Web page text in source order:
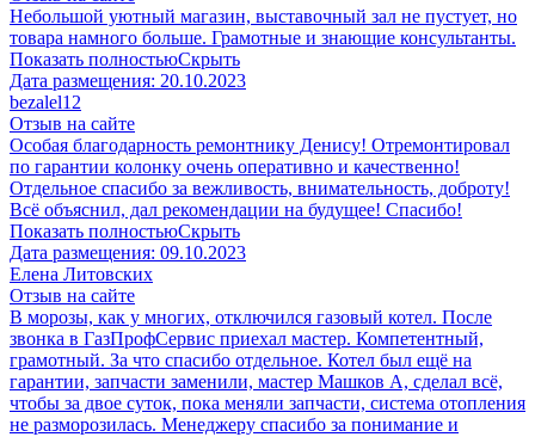
Небольшой уютный магазин, выставочный зал не пустует, но
товара намного больше. Грамотные и знающие консультанты.
Показать полностьюСкрыть
Дата размещения: 20.10.2023
​bezalel12
Отзыв на сайте
Особая благодарность ремонтнику Денису! Отремонтировал
по гарантии колонку очень оперативно и качественно!
Отдельное спасибо за вежливость, внимательность, доброту!
Всё объяснил, дал рекомендации на будущее! Спасибо!
Показать полностьюСкрыть
Дата размещения: 09.10.2023
​Елена Литовских
Отзыв на сайте
В морозы, как у многих, отключился газовый котел. После
звонка в ГазПрофСервис приехал мастер. Компетентный,
грамотный. За что спасибо отдельное. Котел был ещё на
гарантии, запчасти заменили, мастер Машков А, сделал всё,
чтобы за двое суток, пока меняли запчасти, система отопления
не разморозилась. Менеджеру спасибо за понимание и